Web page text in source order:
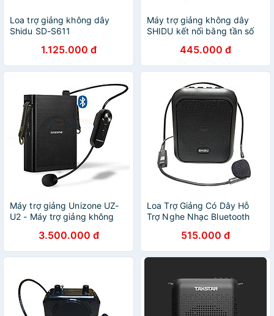
Loa trợ giảng không dây
Shidu SD-S611
1.125.000 đ
Máy trợ giảng không dây
SHIDU kết nối bằng tần số
giáo viên và hướng dẫn viên
du lịch, loa trợ giảng cài áo
tiện lợi, Hàng nhập khẩu
445.000 đ
Máy trợ giảng Unizone UZ-
U2 - Máy trợ giảng không
mới nhất 2020
3.500.000 đ
Loa Trợ Giảng Có Dây Hỗ
Trợ Nghe Nhạc Bluetooth
Chính Hãng515.000 đ